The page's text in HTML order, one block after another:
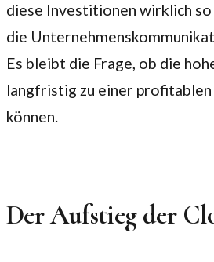
diese Investitionen wirklich
die
Es bleibt die Frage, ob die
langfristig zu einer
können.
Der Aufstieg der